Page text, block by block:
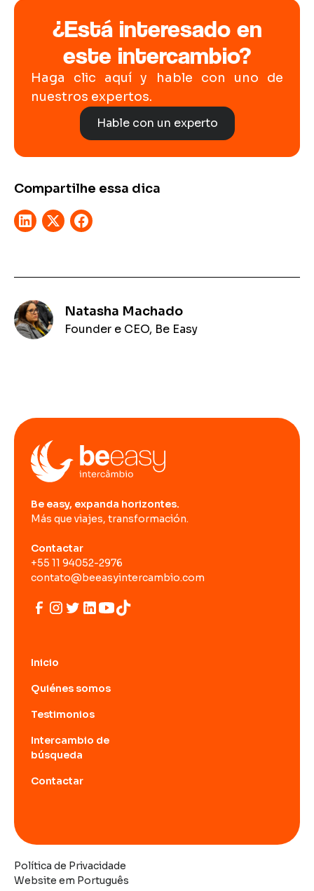
¿Está interesado en
este intercambio?
Haga clic aquí y hable con uno de
nuestros expertos.
Hable con un experto
Compartilhe essa dica
Natasha Machado
Founder e CEO, Be Easy
Be easy, expanda horizontes.
Más que viajes, transformación.
Contactar
+55 11 94052-2976
contato@beeasyintercambio.com
Inicio
Quiénes somos
Testimonios
Intercambio de
búsqueda
Contactar
Website em Português
Política de Privacidade